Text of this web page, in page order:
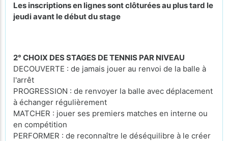
Les inscriptions en lignes sont clôturées au plus tard le
jeudi avant le début du stage
2° CHOIX DES STAGES DE TENNIS PAR NIVEAU
DECOUVERTE : de jamais jouer au renvoi de la balle à
l'arrêt
PROGRESSION : de renvoyer la balle avec déplacement
à échanger régulièrement
MATCHER : jouer ses premiers matches en interne ou
en compétition
PERFORMER : de reconnaître le déséquilibre à le créer